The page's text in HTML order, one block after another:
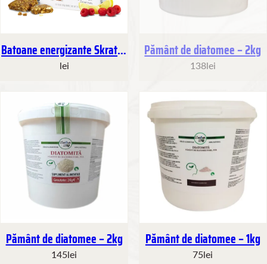
Batoane energizante Skratch
Labs 12x50g
lei
Pământ de diatomee – 2kg
138lei
curând
Pământ de diatomee – 2kg
145lei
curând
Pământ de diatomee – 1kg
75lei